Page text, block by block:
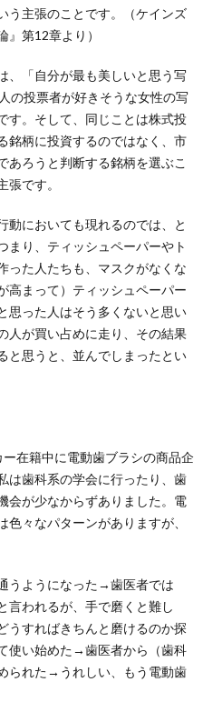
う主張のことです。（ケインズ
』第12章より）
「自分が最も美しいと思う写
の投票者が好きそうな女性の写
す。そして、同じことは株式投
銘柄に投資するのではなく、市
あろうと判断する銘柄を選ぶこ
です。
においても現れるのでは、と
まり、ティッシュペーパーやト
った人たちも、マスクがなくな
高まって）ティッシュペーパー
思った人はそう多くないと思い
人が買い占めに走り、その結果
と思うと、並んでしまったとい
在籍中に電動歯ブラシの商品企
は歯科系の学会に行ったり、歯
会が少なからずありました。電
々なパターンがありますが、
うようになった→歯医者では
言われるが、手で磨くと難し
すればきちんと磨けるのか探
使い始めた→歯医者から（歯科
られた→うれしい、もう電動歯